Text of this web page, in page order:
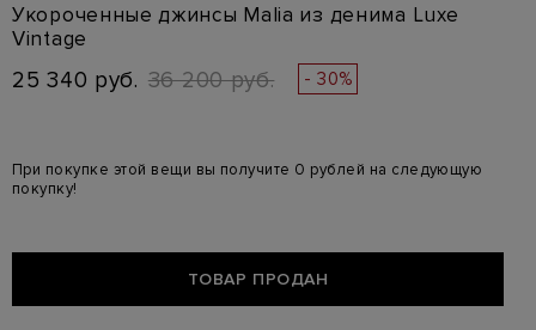
Укороченные джинсы Malia из денима Luxe
Vintage
25 340 руб. 36 200 руб. - 30%
При покупке этой вещи вы получите 0 рублей на следующую
покупку!
ТОВАР ПРОДАН